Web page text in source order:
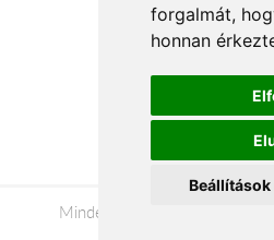
forgalmát,
honnan
Á.SZ.F.
Adatkezelési
Minden jog fenntartva © 2026